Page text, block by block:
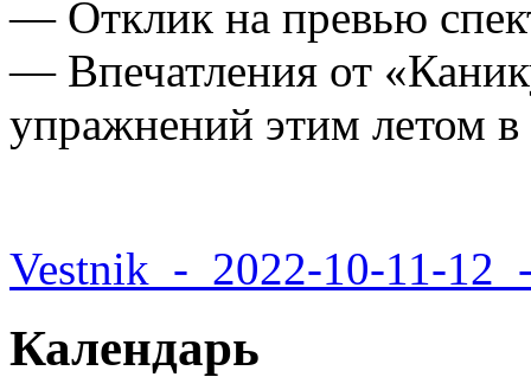
— Отклик на превью
— Впечатления от
упражнений этим летом
Vestnik_-_2022-10-11-
Календарь